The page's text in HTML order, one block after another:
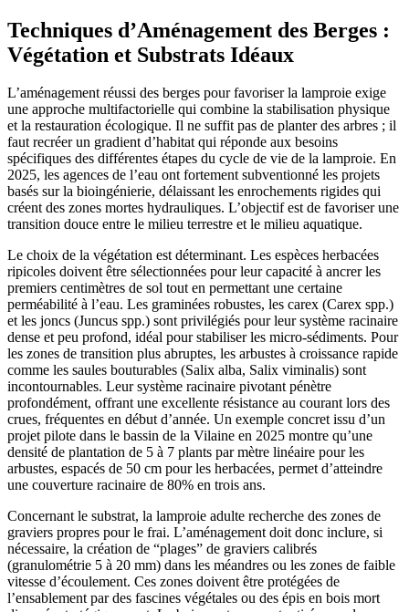
Techniques d’Aménagement des Berges :
Végétation et Substrats Idéaux
L’aménagement réussi des berges pour favoriser la lamproie exige
une approche multifactorielle qui combine la stabilisation physique
et la restauration écologique. Il ne suffit pas de planter des arbres ; il
faut recréer un gradient d’habitat qui réponde aux besoins
spécifiques des différentes étapes du cycle de vie de la lamproie. En
2025, les agences de l’eau ont fortement subventionné les projets
basés sur la bioingénierie, délaissant les enrochements rigides qui
créent des zones mortes hydrauliques. L’objectif est de favoriser une
transition douce entre le milieu terrestre et le milieu aquatique.
Le choix de la végétation est déterminant. Les espèces herbacées
ripicoles doivent être sélectionnées pour leur capacité à ancrer les
premiers centimètres de sol tout en permettant une certaine
perméabilité à l’eau. Les graminées robustes, les carex (Carex spp.)
et les joncs (Juncus spp.) sont privilégiés pour leur système racinaire
dense et peu profond, idéal pour stabiliser les micro-sédiments. Pour
les zones de transition plus abruptes, les arbustes à croissance rapide
comme les saules bouturables (Salix alba, Salix viminalis) sont
incontournables. Leur système racinaire pivotant pénètre
profondément, offrant une excellente résistance au courant lors des
crues, fréquentes en début d’année. Un exemple concret issu d’un
projet pilote dans le bassin de la Vilaine en 2025 montre qu’une
densité de plantation de 5 à 7 plants par mètre linéaire pour les
arbustes, espacés de 50 cm pour les herbacées, permet d’atteindre
une couverture racinaire de 80% en trois ans.
Concernant le substrat, la lamproie adulte recherche des zones de
graviers propres pour le frai. L’aménagement doit donc inclure, si
nécessaire, la création de “plages” de graviers calibrés
(granulométrie 5 à 20 mm) dans les méandres ou les zones de faible
vitesse d’écoulement. Ces zones doivent être protégées de
l’ensablement par des fascines végétales ou des épis en bois mort